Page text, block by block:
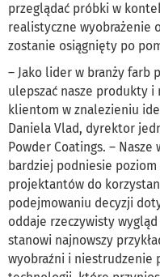
przeglądać próbki w
realistyczne wyobrażenie
zostanie osiągnięty po
– Jako lider w branży farb
ulepszać nasze produkty i
klientom w znalezieniu
Daniela Vlad, dyrektor
Powder Coatings. –
bardziej podniesie
projektantów do
podejmowaniu decyzji
oddaje rzeczywisty
stanowi najnowszy
wyobraźni i niestrudzenie